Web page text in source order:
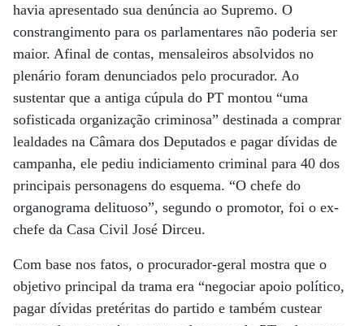
havia apresentado sua denúncia ao Supremo. O
constrangimento para os parlamentares não poderia ser
maior. Afinal de contas, mensaleiros absolvidos no
plenário foram denunciados pelo procurador. Ao
sustentar que a antiga cúpula do PT montou “uma
sofisticada organização criminosa” destinada a comprar
lealdades na Câmara dos Deputados e pagar dívidas de
campanha, ele pediu indiciamento criminal para 40 dos
principais personagens do esquema. “O chefe do
organograma delituoso”, segundo o promotor, foi o ex-
chefe da Casa Civil José Dirceu.
Com base nos fatos, o procurador-geral mostra que o
objetivo principal da trama era “negociar apoio político,
pagar dívidas pretéritas do partido e também custear